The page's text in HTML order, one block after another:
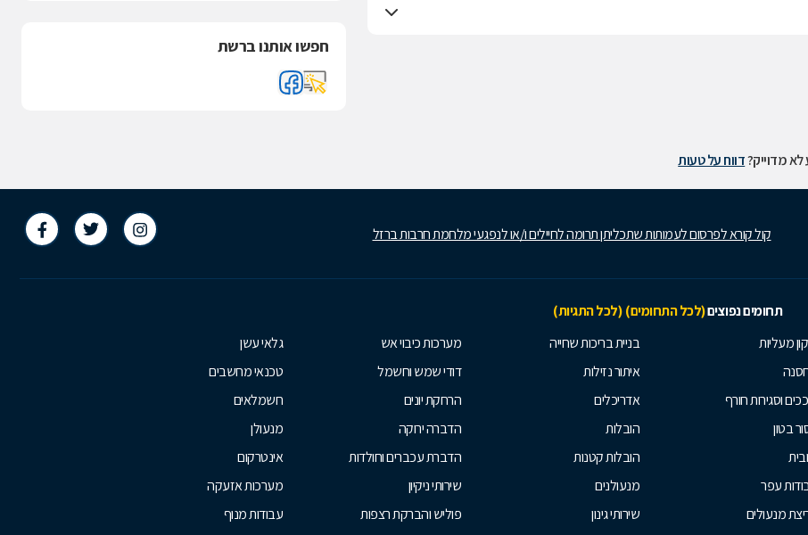
חפשו אותנו ברשת
מדוייק?דווח על טעות
קול קורא לפרסום לעמותות שתכליתן תרומה לחיילים ו/או לנפגעי מלחמת חרבות ברזל
תחומים נפוצים(לכל התחומים) (לכל התגיות)
מעליות
וסגירות חורף
בטון
עפר
מנעולים
בניית בריכות שחייה
איתור נזילות
אדריכלים
הובלות
הובלות קטנות
מנעולנים
שירותי גינון
מערכות כיבוי אש
דודי שמש וחשמל
הרחקת יונים
הדברה ירוקה
הדברת עכברים וחולדות
שירותי ניקיון
פוליש והברקת רצפות
גלאי עשן
טכנאי מחשבים
חשמלאים
מנעולן
אינטרקום
מערכות אזעקה
עבודות מנוף